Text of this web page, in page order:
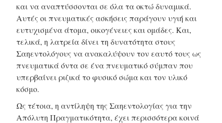
και να αναπτύσσονται σε όλα τα οκτώ δυναμικά.
Αυτές οι πνευματικές ασκήσεις παράγουν υγιή και
ευτυχισμένα άτομα, οικογένειες και ομάδες. Και,
τελικά, η λατρεία δίνει τη δυνατότητα στους
Σαηεντολόγους να ανακαλύψουν τον εαυτό τους ως
πνευματικά όντα σε ένα πνευματικό σύμπαν που
υπερβαίνει ριζικά το φυσικό σώμα και τον υλικό
κόσμο.
Ως τέτοια, η αντίληψη της Σαηεντολογίας για την
Απόλυτη Πραγματικότητα, έχει περισσότερα κοινά